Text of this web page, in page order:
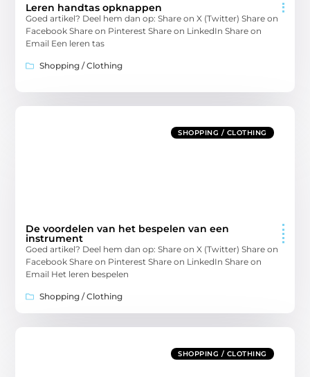
Leren handtas opknappen
Goed artikel? Deel hem dan op: Share on X (Twitter) Share on
Facebook Share on Pinterest Share on LinkedIn Share on
Email Een leren tas
Shopping / Clothing
SHOPPING / CLOTHING
De voordelen van het bespelen van een
instrument
Goed artikel? Deel hem dan op: Share on X (Twitter) Share on
Facebook Share on Pinterest Share on LinkedIn Share on
Email Het leren bespelen
Shopping / Clothing
SHOPPING / CLOTHING